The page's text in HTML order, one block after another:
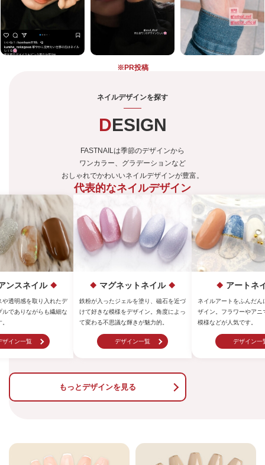
※PR投稿
ネイルデザインを探す
DESIGN
FASTNAILは季節のデザインから
ワンカラー、グラデーションなど
おしゃれでかわいいネイルデザインが豊富。
代表的なネイルデザイン
ットネイル
ェルを塗り、磁石を近づ
をデザイン。角度によっ
輝きが魅力的。
ザイン一覧
アートネイル
ネイルアートをふんだんに取り入れたデ
ザイン。フラワーやアニマル、抽象的な
模様などが人気です。
デザイン一覧
ミラーネ
鏡のような輝きを持つ特
ッシュを使用したデザイ
しさが特徴です。
デザイン一
もっとデザインを見る